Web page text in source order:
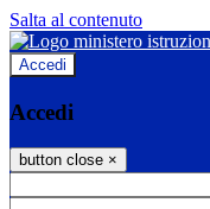
Salta al contenuto
Accedi
Accedi
button close ×